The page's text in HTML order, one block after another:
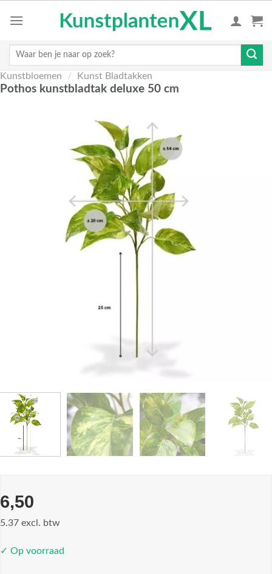
Zoeken
Kunstbloemen / Kunst Bladtakken
Pothos kunstbladtak deluxe 50 cm
6,50
5.37 excl. btw
✓ Op voorraad